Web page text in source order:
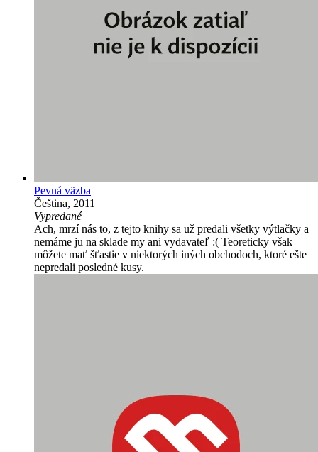
Pevná väzba
Čeština, 2011
Vypredané
Ach, mrzí nás to, z tejto knihy sa už predali všetky výtlačky a
nemáme ju na sklade my ani vydavateľ :( Teoreticky však
môžete mať šťastie v niektorých iných obchodoch, ktoré ešte
nepredali posledné kusy.